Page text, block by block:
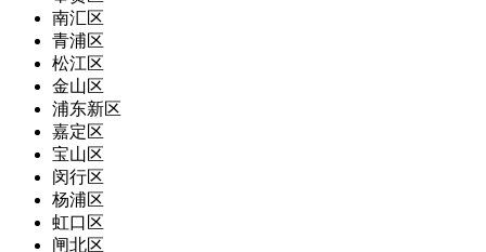
南汇区
青浦区
松江区
金山区
浦东新区
嘉定区
宝山区
闵行区
杨浦区
虹口区
闸北区